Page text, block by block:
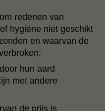
redenen van
hygiëne niet geschikt
en waarvan de
hun aard
met andere
de prijs is